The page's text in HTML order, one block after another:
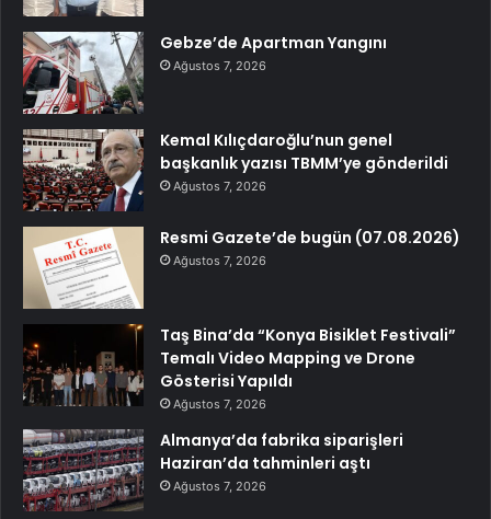
Gebze’de Apartman Yangını
Ağustos 7, 2026
Kemal Kılıçdaroğlu’nun genel
başkanlık yazısı TBMM’ye gönderildi
Ağustos 7, 2026
Resmi Gazete’de bugün (07.08.2026)
Ağustos 7, 2026
Taş Bina’da “Konya Bisiklet Festivali”
Temalı Video Mapping ve Drone
Gösterisi Yapıldı
Ağustos 7, 2026
Almanya’da fabrika siparişleri
Haziran’da tahminleri aştı
Ağustos 7, 2026